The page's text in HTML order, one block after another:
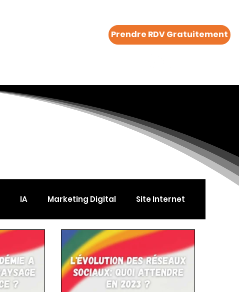
Prendre RDV Gratuitement
IA Marketing Digital Site Internet
Mailing / SMS